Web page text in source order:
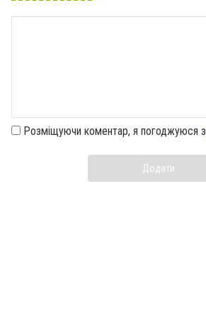
Розміщуючи коментар, я погоджуюся з
Додати